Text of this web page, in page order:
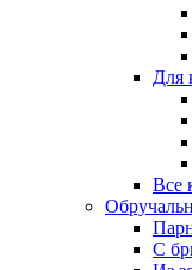
Для
Все
С